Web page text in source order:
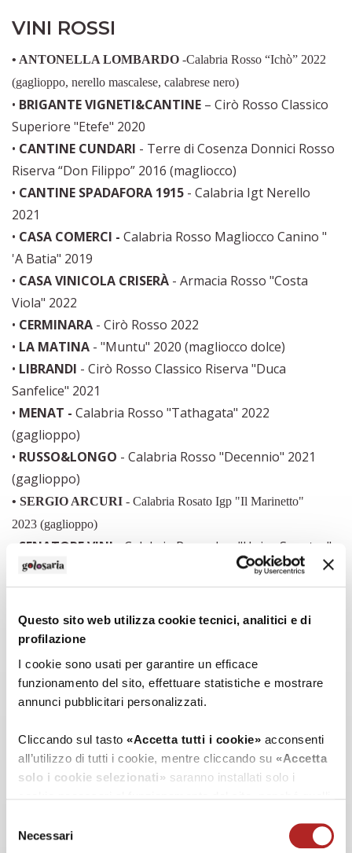
Questo sito web utilizza cookie tecnici, analitici e di
profilazione
I cookie sono usati per garantire un efficace
funzionamento del sito, effettuare statistiche e mostrare
annunci pubblicitari personalizzati.
Cliccando sul tasto «Accetta tutti i cookie» acconsenti
all’utilizzo di tutti i cookie, mentre cliccando su «Accetta
solo i cookie selezionati» saranno installati solo i
su“Rifiuta i cookie”
, verranno installati solo i cookie
delNecessari
VINI ROSSI
• ANTONELLA LOMBARDO -Calabria Rosso “Ichò” 2022
(gaglioppo, nerello mascalese, calabrese nero)
• BRIGANTE VIGNETI&CANTINE – Cirò Rosso Classico
Superiore "Etefe" 2020
• CANTINE CUNDARI - Terre di Cosenza Donnici Rosso
Riserva “Don Filippo” 2016 (magliocco)
• CANTINE SPADAFORA 1915 - Calabria Igt Nerello
2021
• CASA COMERCI - Calabria Rosso Magliocco Canino "
'A Batia" 2019
• CASA VINICOLA CRISERÀ - Armacia Rosso "Costa
Viola" 2022
• CERMINARA - Cirò Rosso 2022
• LA MATINA - "Muntu" 2020 (magliocco dolce)
• LIBRANDI - Cirò Rosso Classico Riserva "Duca
Sanfelice" 2021
• MENAT - Calabria Rosso "Tathagata" 2022
(gaglioppo)
• RUSSO&LONGO - Calabria Rosso "Decennio" 2021
(gaglioppo)
• SERGIO ARCURI - Calabria Rosato Igp "Il Marinetto"
2023 (gaglioppo)
SENATORE VINI - Calabria Rosso Igp "Unico Senator"
(merlot)
•SPIRITI EBBRI- Calabria Rosso "Neostòs" 2020 (greco
nero, guarnaccia nera, merlot)
TENUTA CELIMARRO
Cosenza Pollino 2022
•TERRE DI BALBIA - Calabria Rosso Igp "Fervore" 2018
(magliocco dolce)
VINI PASSITI
• ANTONELLA LOMBARDO-Greco di Bianco “Cheiras”
CANTINE BENVENUTO